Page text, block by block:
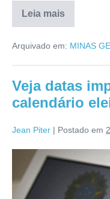
Leia mais
Arquivado em: MINAS
Veja datas
calendário
Jean Piter | Postado em